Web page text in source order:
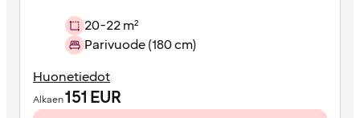
20-22 m²
Parivuode (180 cm)
Huonetiedot
Alkaen151 EUR